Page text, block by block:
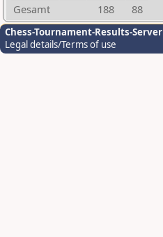
Gesamt
188 88
Chess-Tournament-Results-Server
Legal details/Terms of use